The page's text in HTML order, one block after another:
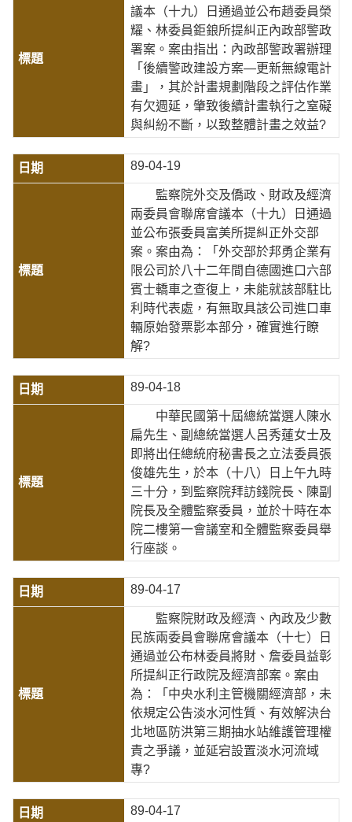
議本（十九）日通過並公布趙委員榮
耀、林委員鉅鋃所提糾正內政部警政
署案。案由指出：內政部警政署辦理
「後續警政建設方案—更新無線電計
畫」，其於計畫規劃階段之評估作業
有欠週延，肇致後續計畫執行之窒礙
與糾紛不斷，以致整體計畫之效益?
89-04-19
監察院外交及僑政、財政及經濟
兩委員會聯席會議本（十九）日通過
並公布張委員富美所提糾正外交部
案。案由為：「外交部於邦勇企業有
限公司於八十二年間自德國進口六部
賓士轎車之查復上，未能就該部駐比
利時代表處，有無取具該公司進口車
輛原始發票影本部分，確實進行瞭
解?
89-04-18
中華民國第十屆總統當選人陳水
扁先生、副總統當選人呂秀蓮女士及
即將出任總統府秘書長之立法委員張
俊雄先生，於本（十八）日上午九時
三十分，到監察院拜訪錢院長、陳副
院長及全體監察委員，並於十時在本
院二樓第一會議室和全體監察委員舉
行座談。
89-04-17
監察院財政及經濟、內政及少數
民族兩委員會聯席會議本（十七）日
通過並公布林委員將財、詹委員益彰
所提糾正行政院及經濟部案。案由
為：「中央水利主管機關經濟部，未
依規定公告淡水河性質、有效解決台
北地區防洪第三期抽水站維護管理權
責之爭議，並延宕設置淡水河流域
專?
89-04-17